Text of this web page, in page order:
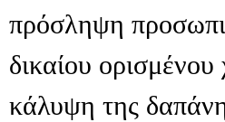
πρόσληψη
δικαίου
κάλυψη της